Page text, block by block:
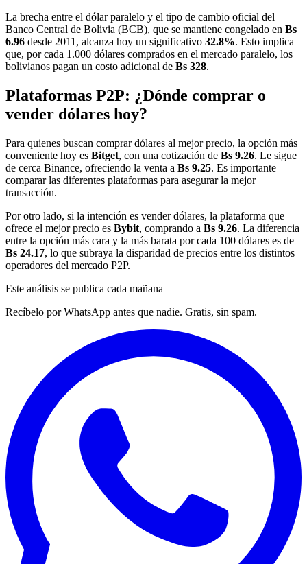
La brecha entre el dólar paralelo y el tipo de cambio oficial del
Banco Central de Bolivia (BCB), que se mantiene congelado en Bs
6.96 desde 2011, alcanza hoy un significativo 32.8%. Esto implica
que, por cada 1.000 dólares comprados en el mercado paralelo, los
bolivianos pagan un costo adicional de Bs 328.
Plataformas P2P: ¿Dónde comprar o
vender dólares hoy?
Para quienes buscan comprar dólares al mejor precio, la opción más
conveniente hoy es Bitget, con una cotización de Bs 9.26. Le sigue
de cerca Binance, ofreciendo la venta a Bs 9.25. Es importante
comparar las diferentes plataformas para asegurar la mejor
transacción.
Por otro lado, si la intención es vender dólares, la plataforma que
ofrece el mejor precio es Bybit, comprando a Bs 9.26. La diferencia
entre la opción más cara y la más barata por cada 100 dólares es de
Bs 24.17, lo que subraya la disparidad de precios entre los distintos
operadores del mercado P2P.
Este análisis se publica cada mañana
Recíbelo por WhatsApp antes que nadie. Gratis, sin spam.